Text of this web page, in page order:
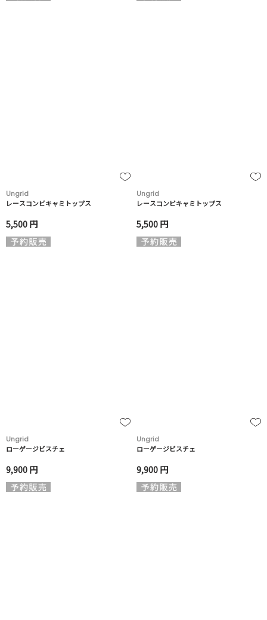
Ungrid
レースコンビキャミトップス
5,500 円
Ungrid
レースコンビキャミトップス
5,500 円
Ungrid
ローゲージビスチェ
9,900 円
Ungrid
ローゲージビスチェ
9,900 円